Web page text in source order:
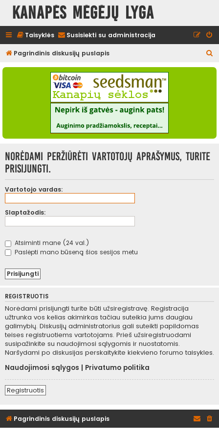
Kanapės mėgėjų lyga
Taisyklės Susisiekti su administracija
Pagrindinis diskusijų puslapis
e
Norėdami peržiūrėti vartotojų aprašymus, turite
prisijungti.
Vartotojo vardas:
Slaptažodis:
Atsiminti mane (24 val.)
Paslėpti mano būseną šios sesijos metu
REGISTRUOTIS
Norėdami prisijungti turite būti užsiregistravę. Registracija
užtrunka vos kelias akimirkas tačiau suteikia jums daugiau
galimybių. Diskusijų administratorius gali suteikti papildomas
teises registruotiems vartotojams. Prieš užsiregistruodami
susipažinkite su naudojimosi sąlygomis ir nuostatomis.
Naršydami po diskusijas perskaitykite kiekvieno forumo taisykles.
Naudojimosi sąlygos
Privatumo politika
Registruotis
Pagrindinis diskusijų puslapis